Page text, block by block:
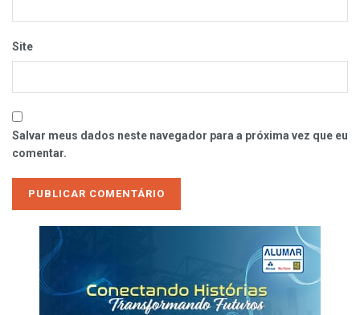
Site
Salvar meus dados neste navegador para a próxima vez que eu
comentar.